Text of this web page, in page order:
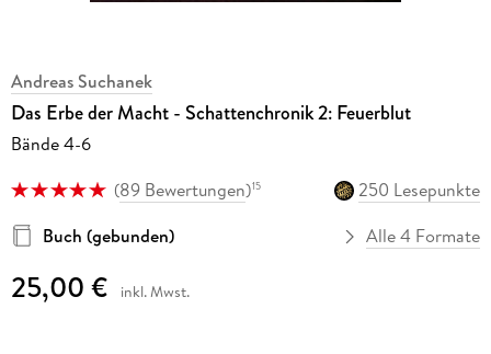
Andreas Suchanek
Das Erbe der Macht - Schattenchronik 2: Feuerblut
Bände 4-6
(89 Bewertungen)15
250 Lesepunkte
Buch (gebunden)
Alle 4 Formate
25,00 € inkl. Mwst.